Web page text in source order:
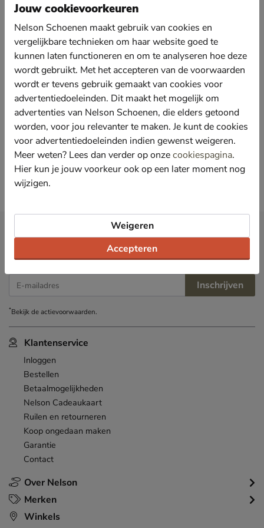
stevige profielzool. Kies bijvoorbeeld voor een Snowboots met klittenband
aansluiting voor een goede pasvorm of voor een rits aansluiting en een
aantrekkoord voor een gemakkelijke instap. Snowboots van Snow Fun
komen in verschillende stijlen en pasvormen!
Snowfun boots kopen bij Nelson
Op onze webshop kun je gemakkelijke alle modellen vinden van Snow
Fun! Zoek naar het model wat bij jou past en geniet van jouw mooie Snow
Fun Snowboots! Bestel nu jouw favoriete item via Nelson.nl en voor
23:00 besteld is de volgende dag in huis! Volg Nelson voor outfit inspiratie
en de laatste trends ook opFacebookenInstagram!
Over Nelson
Klantenservice
Inloggen
Bestellen
Betaalmogelijkheden
Nelson Cadeaukaart
Ruilen en retourneren
Koop ongedaan maken
Garantie
Contact
Merken
Winkels
Ontvang € 10,- welkomstkorting en blijf op de hoogte van leuke
acties en aanbiedingen!
E-mailadres Inschrijven
*Bekijk deactievoorwaarden.
Jouw cookievoorkeuren
Nelson Schoenen maakt gebruik van cookies en
vergelijkbare technieken om haar website goed te
kunnen laten functioneren en om te analyseren hoe deze
wordt gebruikt. Met het accepteren van de voorwaarden
wordt er tevens gebruik gemaakt van cookies voor
advertentiedoeleinden. Dit maakt het mogelijk om
advertenties van Nelson Schoenen, die elders getoond
worden, voor jou relevanter te maken. Je kunt de cookies
voor advertentiedoeleinden indien gewenst weigeren.
Meer weten? Lees dan verder op onzecookiespagina.
Hier kun je jouw voorkeur ook op een later moment nog
wijzigen.
Accepteren
Weigeren